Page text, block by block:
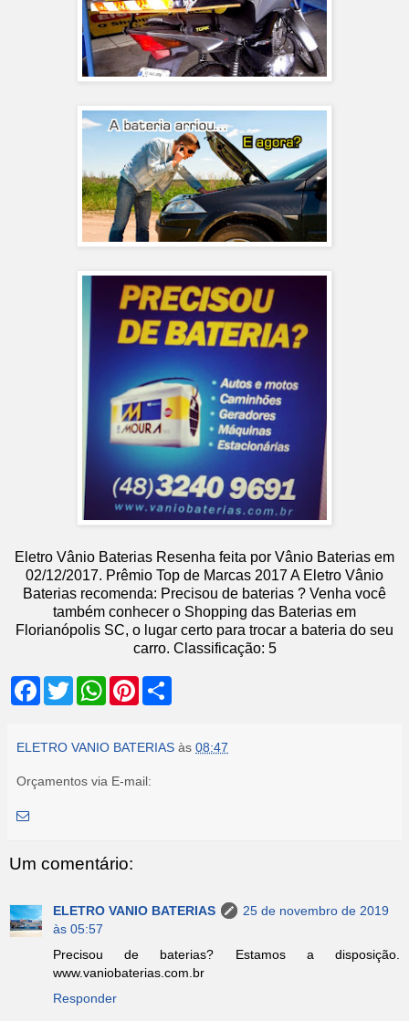
Eletro Vânio Baterias Resenha feita por Vânio Baterias em
02/12/2017. Prêmio Top de Marcas 2017 A Eletro Vânio
Baterias recomenda: Precisou de baterias ? Venha você
também conhecer o Shopping das Baterias em
Florianópolis SC, o lugar certo para trocar a bateria do seu
carro. Classificação: 5
F
b
o
k
T
w
t
e
W
s
A
p
P
e
r
s
e
ELETRO VANIO BATERIAS às 08:47
Orçamentos via E-mail:
Um comentário:
ELETRO VANIO BATERIAS
25 de novembro de 2019
às 05:57
Precisou de baterias? Estamos a disposição.
www.vaniobaterias.com.br
Responder